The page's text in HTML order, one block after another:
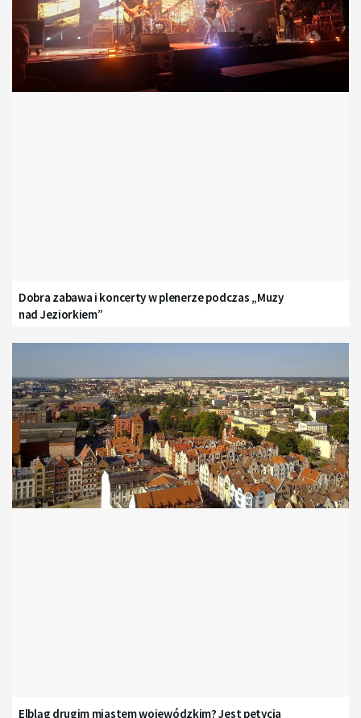
Dobra zabawa i koncerty w plenerze podczas „Muzy
nad Jeziorkiem”
Elbląg drugim miastem wojewódzkim? Jest petycja